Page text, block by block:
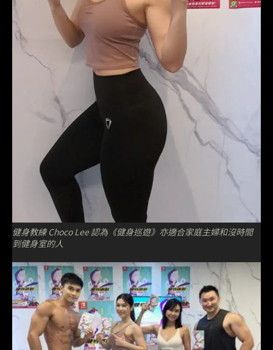
健身教練 Choco Lee 認為《健身巡遊》亦適合家庭主婦和沒時間
到健身室的人